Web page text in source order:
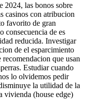
2024, las bonos sobre
casinos con atribucion
favorito de gran
consecuencia de es
reducida. Investigar
de el esparcimiento
que usan
Estudiar cuando
lo olvidemos pedir
la utilidad de la
vivienda (house edge)